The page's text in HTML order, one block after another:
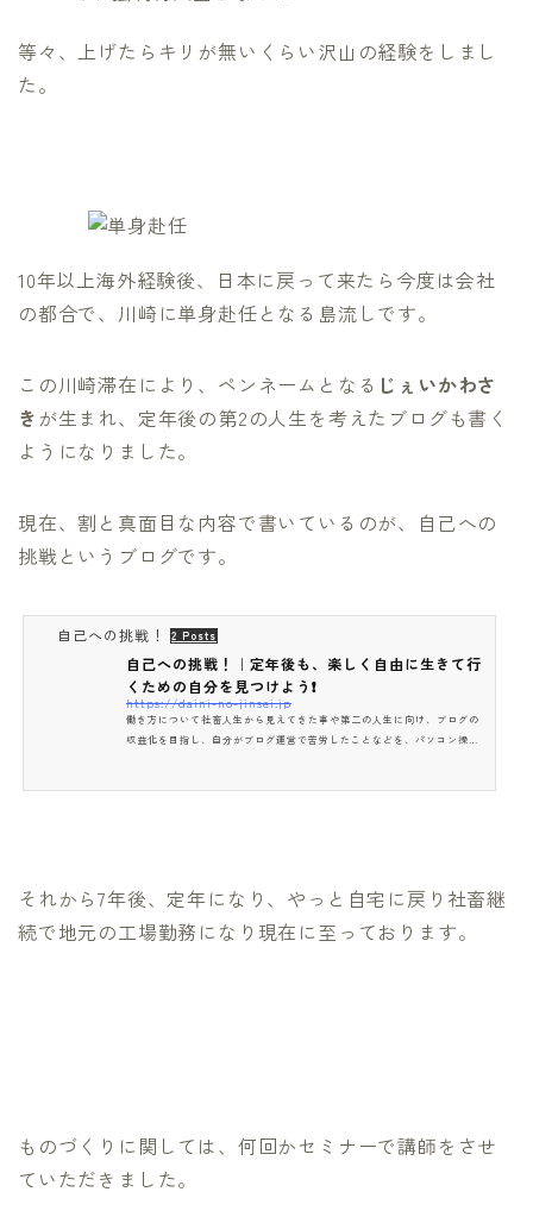
等々、上げたらキリが無いくらい沢山の経験をしまし
た。
10年以上海外経験後、日本に戻って来たら今度は会社
の都合で、川崎に単身赴任となる島流しです。
この川崎滞在により、ペンネームとなる じぇいかわさ
き が生まれ、定年後の第2の人生を考えたブログも書く
ようになりました。
現在、割と真面目な内容で書いているのが、自己への
挑戦というブログです。
自己への挑戦！ 2 Posts
自己への挑戦！｜定年後も、楽しく自由に生きて行
くための自分を見つけよう❗️
https://daini-no-jinsei.jp
働き方について社畜人生から見えてきた事や第二の人生に向け、ブログの
収益化を目指し、自分がブログ運営で苦労したことなどを、パソコン操作
それから7年後、定年になり、やっと自宅に戻り社畜継
続で地元の工場勤務になり現在に至っております。
ものづくりに関しては、何回かセミナーで講師をさせ
ていただきました。